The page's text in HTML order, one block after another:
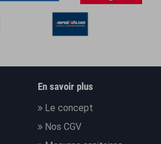
En savoir plus
Le concept
Nos CGV